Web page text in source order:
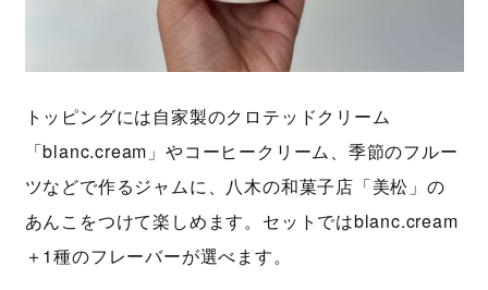
トッピングには自家製のクロテッドクリーム
「blanc.cream」やコーヒークリーム、季節のフルー
ツなどで作るジャムに、八木の和菓子店「美松」の
あんこをつけて楽しめます。セットではblanc.cream
＋1種のフレーバーが選べます。